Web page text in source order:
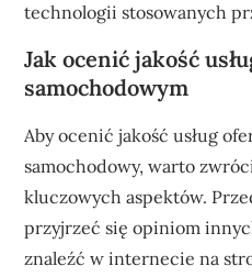
technologii stosowanych
Jak ocenić jakość
samochodowym
Aby ocenić jakość usług
samochodowy, warto
kluczowych aspektów.
przyjrzeć się opiniom
znaleźć w internecie na